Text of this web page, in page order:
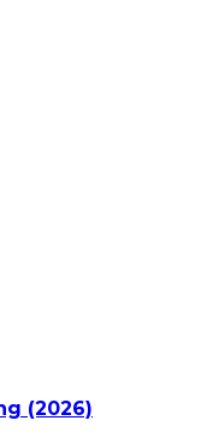
(2026)